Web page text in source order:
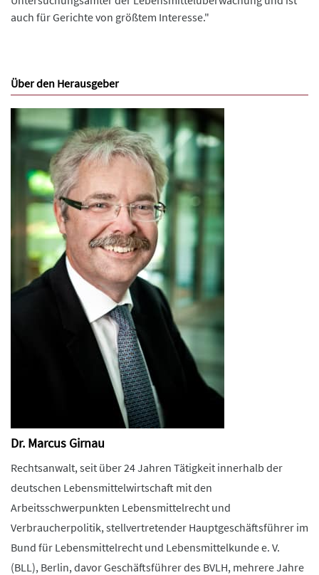
auch für Gerichte von größtem Interesse."
Über den Herausgeber
Dr. Marcus Girnau
Rechtsanwalt, seit über 24 Jahren Tätigkeit innerhalb der
deutschen Lebensmittelwirtschaft mit den
Arbeitsschwerpunkten Lebensmittelrecht und
Verbraucherpolitik, stellvertretender Hauptgeschäftsführer im
Bund für Lebensmittelrecht und Lebensmittelkunde e. V.
(BLL), Berlin, davor Geschäftsführer des BVLH, mehrere Jahre